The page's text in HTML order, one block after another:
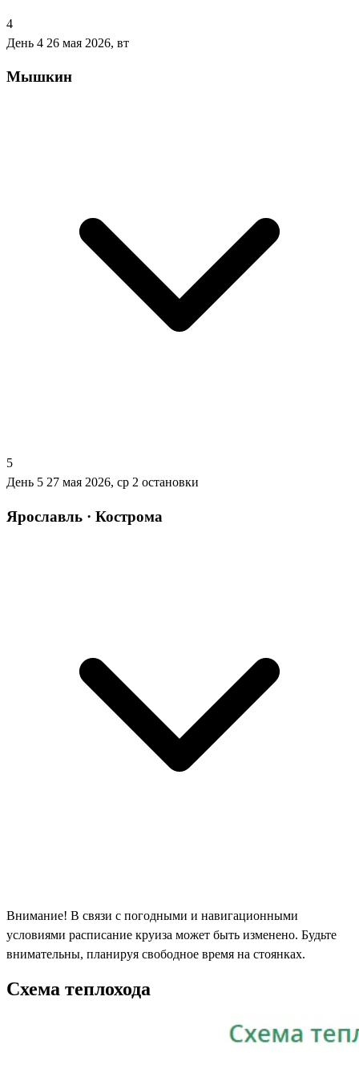
4
День 4 26 мая 2026, вт
Мышкин
5
День 5 27 мая 2026, ср 2 остановки
Ярославль · Кострома
Внимание! В связи с погодными и навигационными
условиями расписание круиза может быть изменено. Будьте
внимательны, планируя свободное время на стоянках.
Схема теплохода